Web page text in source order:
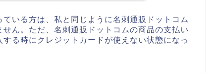
いる方は、私と同じように名刺通販ドットコム
ん。ただ、名刺通販ドットコムの商品の支払い
る時にクレジットカードが使えない状態になっ